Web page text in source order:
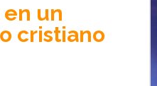
en un
cristiano